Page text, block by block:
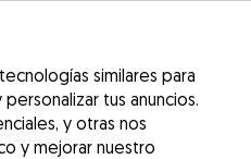
similares para
tus anuncios.
y otras nos
y mejorar nuestro